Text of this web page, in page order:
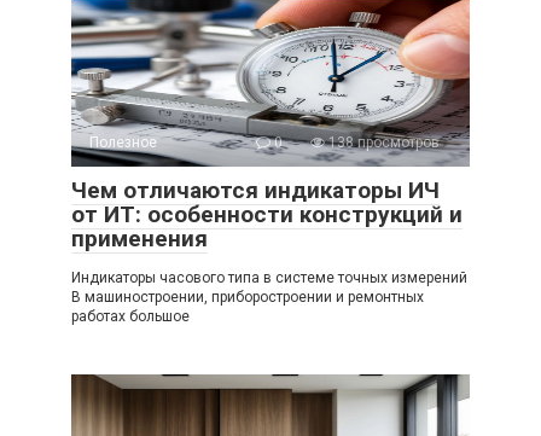
Полезное 0 138 просмотров
Чем отличаются индикаторы ИЧ
от ИТ: особенности конструкций и
применения
Индикаторы часового типа в системе точных измерений
В машиностроении, приборостроении и ремонтных
работах большое